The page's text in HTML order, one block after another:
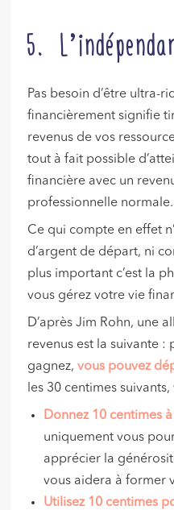
5.
Pas besoin d’être ultra-
financièrement signifie
revenus de vos
tout à fait possible
financière avec un
professionnelle normale.
Ce qui compte en effet
d’argent de départ, ni
plus important c’est la
vous gérez votre vie
D’après Jim Rohn, une
revenus est la suivante
gagnez,vous pouvez
les 30 centimes
Donnez 10 centimes
uniquement vous
apprécier la
vous aidera à former
Utilisez 10 centimes